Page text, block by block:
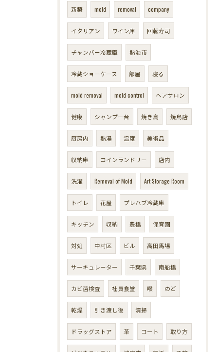
新築 mold removal company
イタリアン ワイン庫 回転寿司
チャンバー冷蔵庫 熱海市
冷蔵ショーケース 部屋 寝る
mold removal mold control ヘアサロン
健康 シャンプー台 焼き鳥 焼鳥店
厨房内 熱湯 温度 美術品
収納庫 コインランドリー 店内
洗濯 Removal of Mold Art Storage Room
トイレ 花屋 プレハブ冷蔵庫
キッチン 収納 豊橋 保育園
対処 中村区 ビル 高田馬場
サーキュレーター 千葉県 南船橋
カビ菌検査 社員食堂 喉 のど
乾燥 引き渡し後 清掃
ドラッグストア 革 コート 取り方